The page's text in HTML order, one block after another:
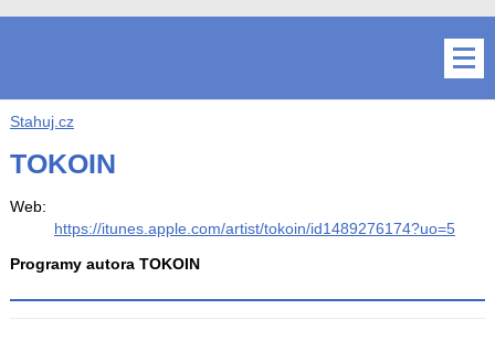
Stahuj.cz
TOKOIN
Web:
https://itunes.apple.com/artist/tokoin/id1489276174?uo=5
Programy autora TOKOIN